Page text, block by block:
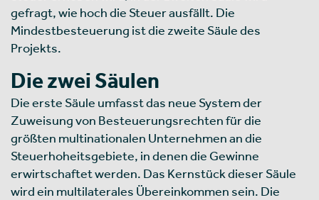
gefragt, wie hoch die Steuer ausfällt. Die
Mindestbesteuerung ist die zweite Säule des
Projekts.
Die zwei Säulen
Die erste Säule umfasst das neue System der
Zuweisung von Besteuerungsrechten für die
größten multinationalen Unternehmen an die
Steuerhoheitsgebiete, in denen die Gewinne
erwirtschaftet werden. Das Kernstück dieser Säule
wird ein multilaterales Übereinkommen sein. Die